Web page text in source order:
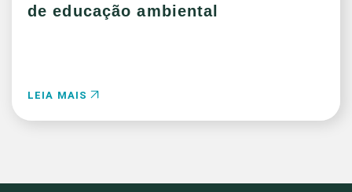
de educação ambiental
LEIA MAIS